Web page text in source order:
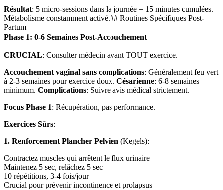
Résultat: 5 micro-sessions dans la journée = 15 minutes cumulées.
Métabolisme constamment activé.## Routines Spécifiques Post-
Partum
Phase 1: 0-6 Semaines Post-Accouchement
CRUCIAL: Consulter médecin avant TOUT exercice.
Accouchement vaginal sans complications: Généralement feu vert
à 2-3 semaines pour exercice doux. Césarienne: 6-8 semaines
minimum. Complications: Suivre avis médical strictement.
Focus Phase 1: Récupération, pas performance.
Exercices Sûrs:
1. Renforcement Plancher Pelvien (Kegels):
Contractez muscles qui arrêtent le flux urinaire
Maintenez 5 sec, relâchez 5 sec
10 répétitions, 3-4 fois/jour
Crucial pour prévenir incontinence et prolapsus